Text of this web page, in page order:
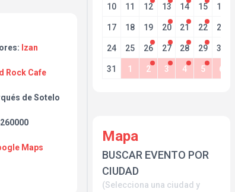
Izan
Rock Cafe
de Sotelo
Maps
10 11 12 13 14 15 16
17 18 19 20 21 22 23
24 25 26 27 28 29 30
31 1 2 3 4 5 6
Mapa
BUSCAR EVENTO POR
CIUDAD
(Selecciona una ciudad y